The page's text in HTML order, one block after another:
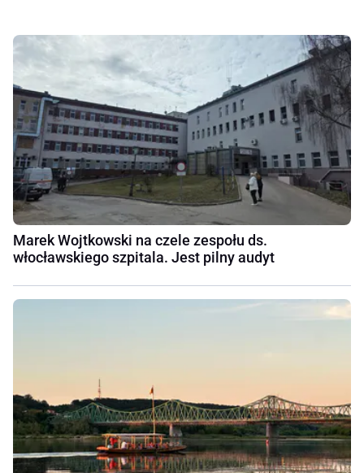
Marek Wojtkowski na czele zespołu ds.
włocławskiego szpitala. Jest pilny audyt